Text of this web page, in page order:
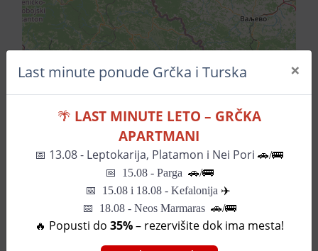
Pozovite za informacije
SLIČNI HOTELI
Last minute ponude Grčka i Turska ×
🌴 LAST MINUTE LETO – GRČKA
APARTMANI
📅 13.08 - Leptokarija, Platamon i Nei Pori 🚗/🚌
📅 15.08 - Parga 🚗/🚌
📅 15.08 i 18.08 - Kefalonija ✈️
📅 18.08 - Neos Marmaras 🚗/🚌
🔥 Popusti do 35%– rezervišite dok ima mesta!